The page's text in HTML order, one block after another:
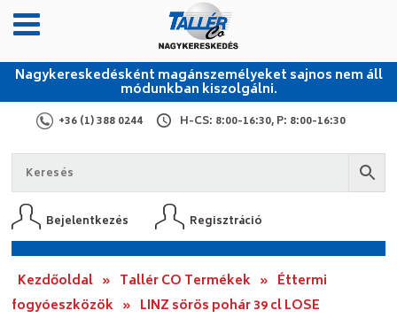
Nagykereskedésként magánszemélyeket sajnos nem áll
módunkban kiszolgálni.
+36 (1) 388 0244 H-CS: 8:00-16:30, P: 8:00-16:30
Bejelentkezés Regisztráció
Kezdőoldal » Tallér CO Termékek » Éttermi
fogyóeszközök » LINZ sörös pohár 39 cl LOSE